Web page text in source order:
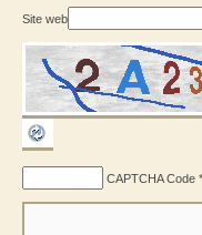
Site web
CAPTCHA Code *